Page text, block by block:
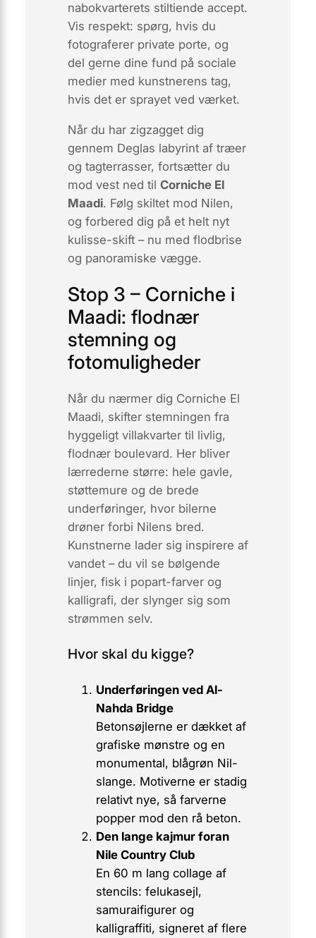
nabokvarterets stiltiende accept.
Vis respekt: spørg, hvis du
fotograferer private porte, og
del gerne dine fund på sociale
medier med kunstnerens tag,
hvis det er sprayet ved værket.
Når du har zigzagget dig
gennem Deglas labyrint af træer
og tagterrasser, fortsætter du
mod vest ned til Corniche El
Maadi. Følg skiltet mod Nilen,
og forbered dig på et helt nyt
kulisse-skift – nu med flodbrise
og panoramiske vægge.
Stop 3 – Corniche i
Maadi: flodnær
stemning og
fotomuligheder
Når du nærmer dig Corniche El
Maadi, skifter stemningen fra
hyggeligt villakvarter til livlig,
flodnær boulevard. Her bliver
lærrederne større: hele gavle,
støttemure og de brede
underføringer, hvor bilerne
drøner forbi Nilens bred.
Kunstnerne lader sig inspirere af
vandet – du vil se bølgende
linjer, fisk i popart-farver og
kalligrafi, der slynger sig som
strømmen selv.
Hvor skal du kigge?
Underføringen ved Al-
Nahda Bridge
Betonsøjlerne er dækket af
grafiske mønstre og en
monumental, blågrøn Nil-
slange. Motiverne er stadig
relativt nye, så farverne
popper mod den rå beton.
Den lange kajmur foran
Nile Country Club
En 60 m lang collage af
stencils: felukasejl,
samuraifigurer og
kalligraffiti, signeret af flere